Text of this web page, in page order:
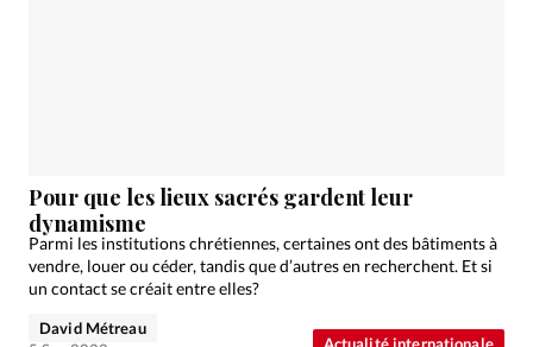
Pour que les lieux sacrés gardent leur
dynamisme
Parmi les institutions chrétiennes, certaines ont des bâtiments à
vendre, louer ou céder, tandis que d’autres en recherchent. Et si
un contact se créait entre elles?
David Métreau